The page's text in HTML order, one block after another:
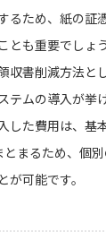
るため、紙の証
とも重要でしょ
収書削減方法と
テムの導入が挙
した費用は、基
まるため、個
可能です。